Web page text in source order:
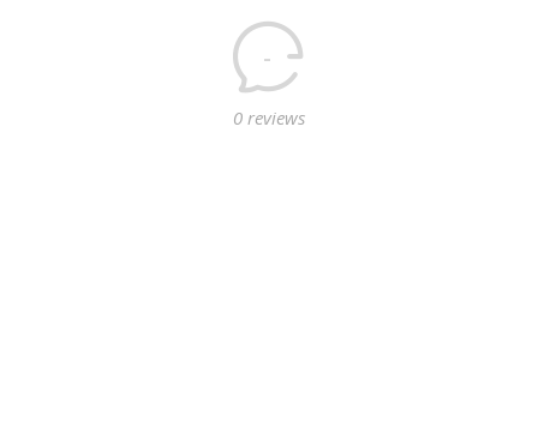
-
0 reviews